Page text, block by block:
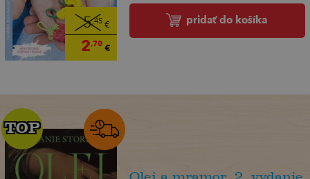
5,45€
2,70€
pridať do košíka
TOP
TOP